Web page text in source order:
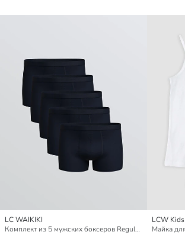
LC WAIKIKI
Комплект из 5 мужских боксеров Regular Fit Cotton Stretch
LCW Kids